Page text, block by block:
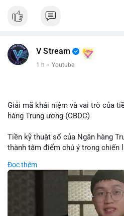
V Stream
1 h · Youtube
Giải mã khái niệm và vai trò của
hàng Trung ương (CBDC)
Tiền kỹ thuật số của Ngân hàng
thành tâm điểm chú ý trong chiến
trung, CBDC là hình thức tiền
quản lý trực tiếp bởi Ngân hàng
hệ thống thanh toán và tăng
Việc triển khai CBDC hứa hẹn sẽ
tầng tài chính truyền thống, mang
Đọc thêm